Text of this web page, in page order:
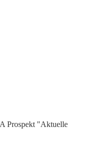
Prospekt "Aktuelle